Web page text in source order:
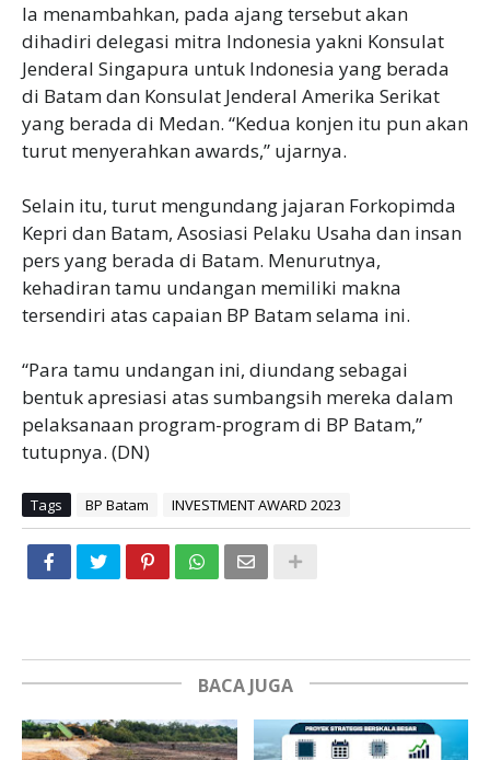
Ia menambahkan, pada ajang tersebut akan
dihadiri delegasi mitra Indonesia yakni Konsulat
Jenderal Singapura untuk Indonesia yang berada
di Batam dan Konsulat Jenderal Amerika Serikat
yang berada di Medan. “Kedua konjen itu pun akan
turut menyerahkan awards,” ujarnya.
Selain itu, turut mengundang jajaran Forkopimda
Kepri dan Batam, Asosiasi Pelaku Usaha dan insan
pers yang berada di Batam. Menurutnya,
kehadiran tamu undangan memiliki makna
tersendiri atas capaian BP Batam selama ini.
“Para tamu undangan ini, diundang sebagai
bentuk apresiasi atas sumbangsih mereka dalam
pelaksanaan program-program di BP Batam,”
tutupnya. (DN)
Tags BP Batam INVESTMENT AWARD 2023
BACA JUGA